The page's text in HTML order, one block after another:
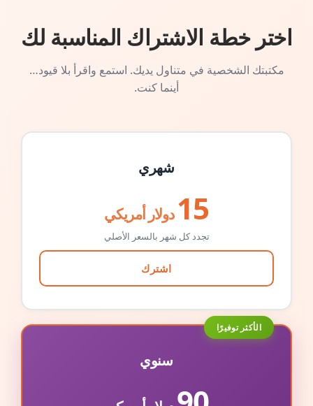
اختر خطة الاشتراك المناسبة لك
مكتبتك الشخصية في متناول يديك. استمع واقرأ بلا قيود…
أينما كنت.
شهري
15 دولار أمريكي
تجدد كل شهر بالسعر الأصلي
اشترك
الأكثر توفيرًا
سنوي